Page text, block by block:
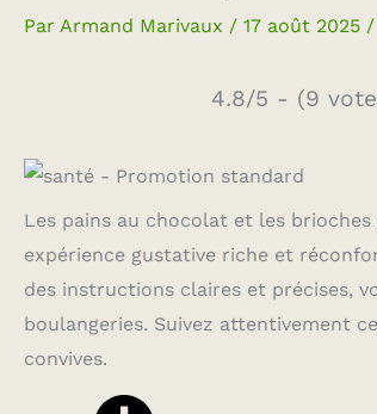
Par Armand Marivaux / 17 août 2025 /
4.8/5 - (9
Les pains au chocolat et les
expérience gustative riche et
des instructions claires et précises,
boulangeries. Suivez attentivement
convives.